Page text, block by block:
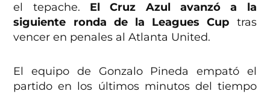
el tepache. El Cruz Azul avanzó a la
siguiente ronda de la Leagues Cup tras
vencer en penales al Atlanta United.
El equipo de Gonzalo Pineda empató el
partido en los últimos minutos del tiempo